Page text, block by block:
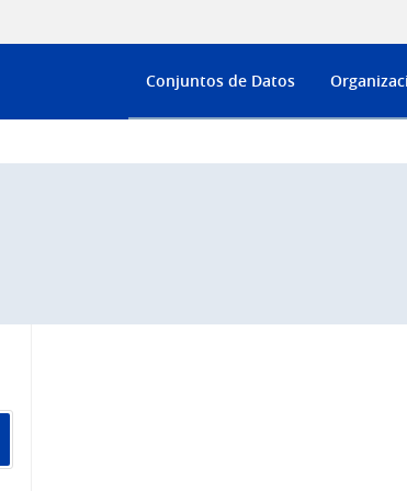
Conjuntos de Datos